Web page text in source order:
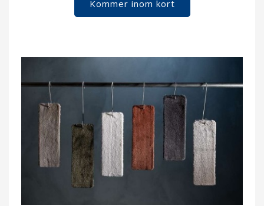
Kommer inom kort